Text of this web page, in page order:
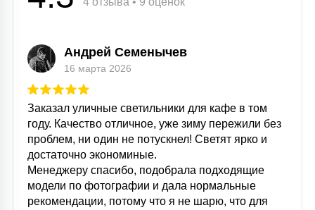
Андрей Семенычев
16 марта 2026
Заказал уличные светильники для кафе в том
году. Качество отличное, уже зиму пережили без
проблем, ни один не потускнел! Светят ярко и
достаточно экономиные.
Менеджеру спасибо, подобрала подходящие
модели по фотографии и дала нормальные
рекомендации, потому что я не шарю, что для